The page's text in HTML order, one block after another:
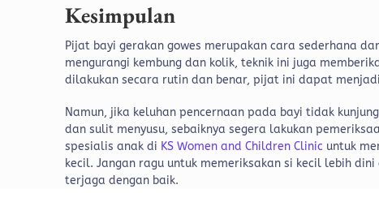
Kesimpulan
Pijat bayi gerakan gowes merupakan cara sederhana
mengurangi kembung dan kolik, teknik ini juga
dilakukan secara rutin dan benar, pijat ini dapat
Namun, jika keluhan pencernaan pada bayi tidak
dan sulit menyusu, sebaiknya segera lakukan
spesialis anak di KS Women and Children Clinic untuk
kecil.Jangan ragu untuk memeriksakan si kecil lebih
terjaga dengan baik.